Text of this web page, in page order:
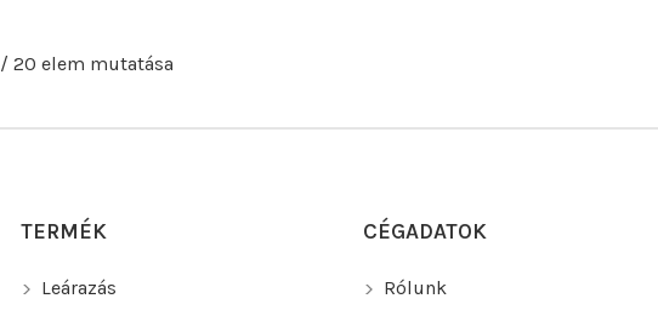
20 elem mutatása
TERMÉK
Leárazás
CÉGADATOK
Rólunk